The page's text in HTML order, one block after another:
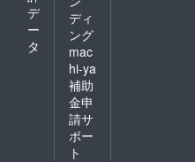
デ
ー
タ
ディ
ング
mac
hi-ya
補助
金申
請サ
ポー
ト